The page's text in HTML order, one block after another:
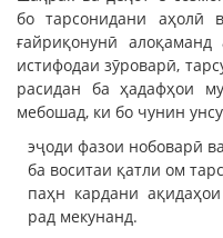
бо тарсонидани аҳолӣ
ғайриқонунӣ
истифодаи зӯроварӣ,
расидан ба ҳадафҳои
мебошад, ки бо чунин
эҷоди фазои нобоварӣ
ба воситаи қатли ом
паҳн кардани
рад мекунанд.